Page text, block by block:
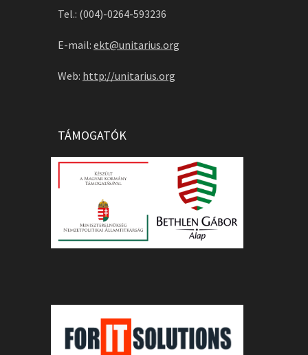
Tel.: (004)-0264-593236
E-mail: ekt@unitarius.org
Web: http://unitarius.org
TÁMOGATÓK